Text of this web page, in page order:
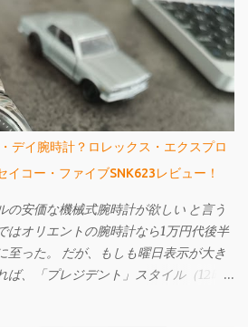
デイ腕時計？ロレックス・エクスプロ
イコー・ファイブSNK623レビュー！
の安価な機械式腕時計が欲しい と言う
はオリエントの腕時計なら1万円代後半
至った。 だが、もしも曜日表示が大き
、「プレジデント」スタイル（12時